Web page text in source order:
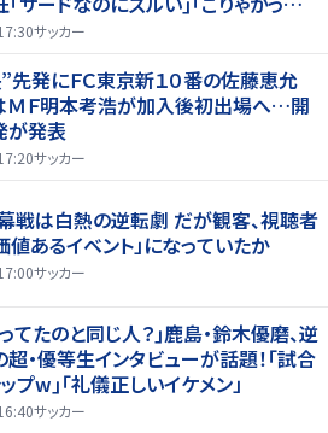
サッカー
発にＦＣ東京新１０番の佐藤恵允
Ｆ明本考浩が加入後初出場へ…開
が発表
サッカー
戦は白熱の逆転劇 だが観客、視聴者
値あるイベント」になっていたか
サッカー
てたのと同じ人？｣鹿島・鈴木優磨、逆
・優等生インタビューが話題！｢試合
プw｣｢礼儀正しいイケメン」
サッカー